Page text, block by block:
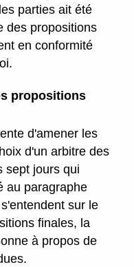
parties ait été
des propositions
en conformité
propositions
d'amener les
d'un arbitre des
sept jours qui
au paragraphe
sur le
finales, la
à propos de